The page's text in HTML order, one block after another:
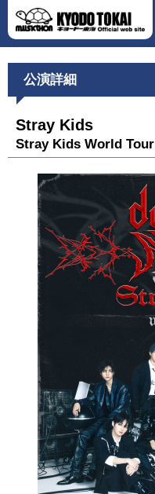
公演詳細
Stray Kids
Stray Kids World Tour